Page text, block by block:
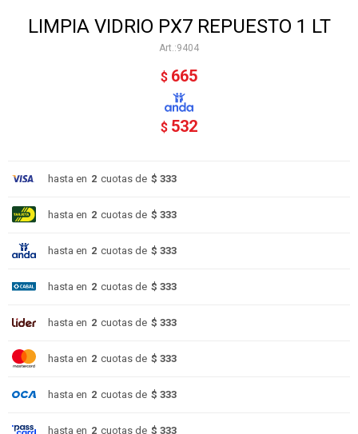
LIMPIA VIDRIO PX7 REPUESTO 1 LT
9404
$ 665
$ 532
hasta en 2 cuotas de $ 333
hasta en 2 cuotas de $ 333
hasta en 2 cuotas de $ 333
hasta en 2 cuotas de $ 333
hasta en 2 cuotas de $ 333
hasta en 2 cuotas de $ 333
hasta en 2 cuotas de $ 333
hasta en 2 cuotas de $ 333